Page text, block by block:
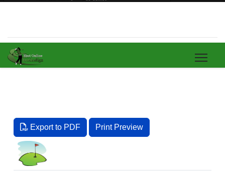
Export to PDF Print Preview